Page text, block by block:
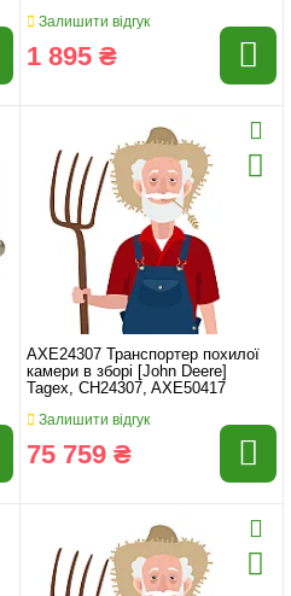
Залишити відгук
1 895 ₴
AXE24307 Транспортер похилої
камери в зборі [John Deere]
Tagex, CH24307, AXE50417
Залишити відгук
75 759 ₴